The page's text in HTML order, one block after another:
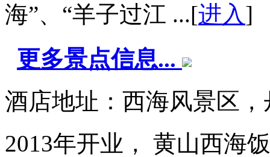
海”、“羊子过江 ...[进入]
更多景点信息...
酒店地址：西海风景区
2013年开业， 黄山西